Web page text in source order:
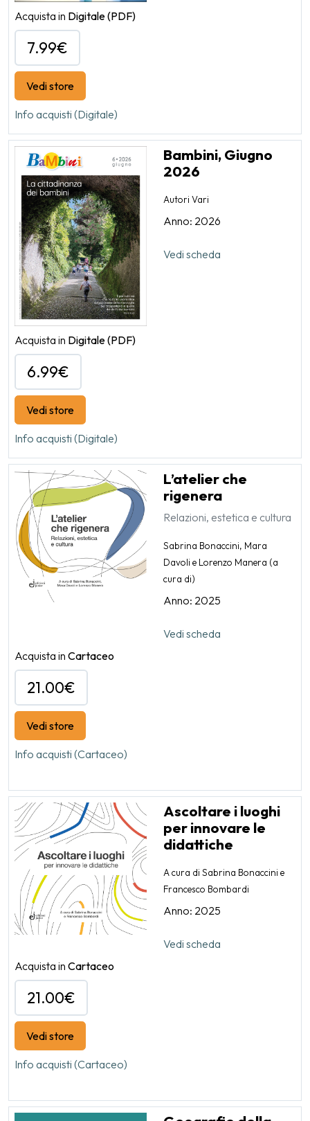
Acquista in Digitale(PDF)
7.99€
Vedi store
Info acquisti (Digitale)
Bambini, Giugno
2026
Autori Vari
Anno: 2026
Vedi scheda
Acquista in Digitale(PDF)
6.99€
Vedi store
Info acquisti (Digitale)
L’atelier che
rigenera
Relazioni, estetica e cultura
Sabrina Bonaccini, Mara
Davoli e Lorenzo Manera (a
cura di)
Anno: 2025
Vedi scheda
Acquista in Cartaceo
21.00€
Vedi store
Info acquisti (Cartaceo)
Ascoltare i luoghi
per innovare le
didattiche
A cura di Sabrina Bonaccini e
Francesco Bombardi
Anno: 2025
Vedi scheda
Acquista in Cartaceo
21.00€
Vedi store
Info acquisti (Cartaceo)